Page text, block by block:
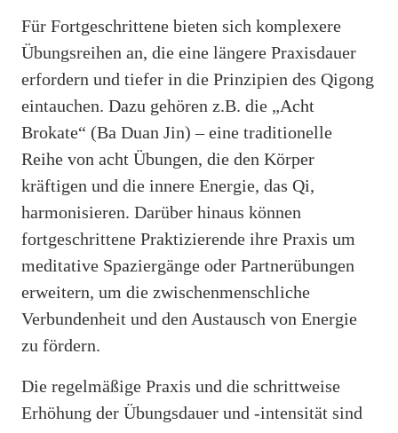
Für Fortgeschrittene bieten sich komplexere
Übungsreihen an, die eine längere Praxisdauer
erfordern und tiefer in die Prinzipien des Qigong
eintauchen. Dazu gehören z.B. die „Acht
Brokate“ (Ba Duan Jin) – eine traditionelle
Reihe von acht Übungen, die den Körper
kräftigen und die innere Energie, das Qi,
harmonisieren. Darüber hinaus können
fortgeschrittene Praktizierende ihre Praxis um
meditative Spaziergänge oder Partnerübungen
erweitern, um die zwischenmenschliche
Verbundenheit und den Austausch von Energie
zu fördern.
Die regelmäßige Praxis und die schrittweise
Erhöhung der Übungsdauer und -intensität sind